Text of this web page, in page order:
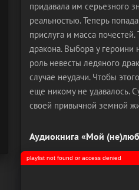
придавала им серьезного
реальностью. Теперь
прислуга и масса
дракона. Выбора у героини
роль невесты ледяного
случае неудачи. Чтобы
еще никому не удавалось.
своей привычной земной
Аудиокнига «Мой
playlist not found or access denied